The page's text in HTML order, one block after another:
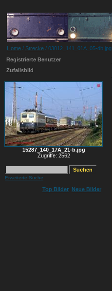
Home / Strecke / 03012_141_01A_05-db.jpg
Registrierte Benutzer
Zufallsbild
15287_140_17A_21-b.jpg
Zugriffe: 2562
Erweiterte Suche
Top Bilder Neue Bilder